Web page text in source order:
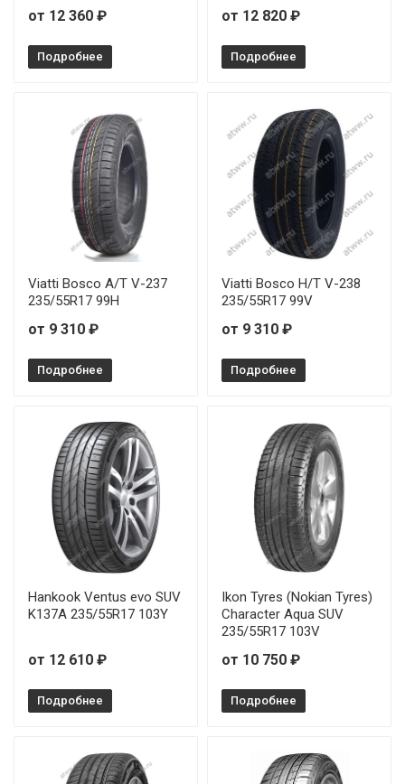
от 12 360 ₽
Подробнее
от 12 820 ₽
Подробнее
Viatti Bosco A/T V-237
235/55R17 99H
от 9 310 ₽
Подробнее
Viatti Bosco H/T V-238
235/55R17 99V
от 9 310 ₽
Подробнее
Hankook Ventus evo SUV
K137A 235/55R17 103Y
от 12 610 ₽
Подробнее
Ikon Tyres (Nokian Tyres)
Character Aqua SUV
235/55R17 103V
от 10 750 ₽
Подробнее